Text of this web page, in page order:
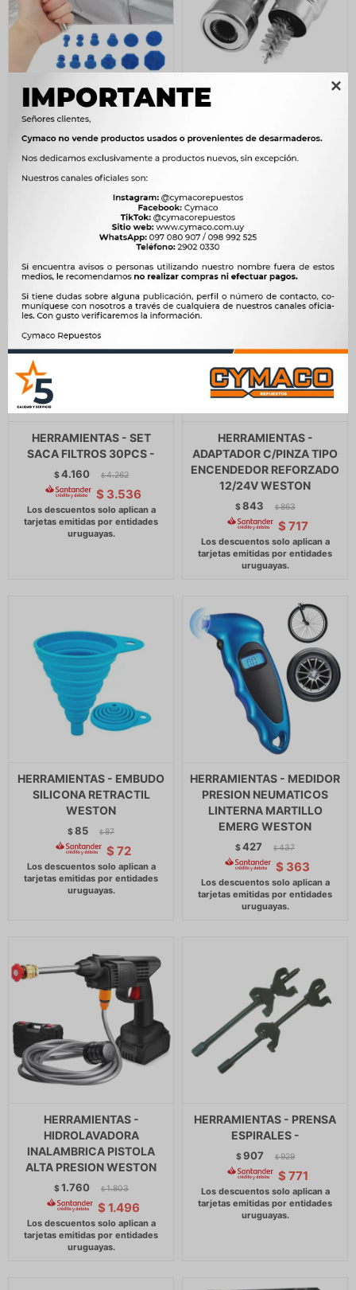

HERRAMIENTAS - KIT
ABOLLADURAS WESTON
736
$626
BATERIA WESTON
$ 128
HERRAMIENTAS - SET
SACA FILTROS 30PCS -
$4.160 $ 4.262
$ 3.536
HERRAMIENTAS -
ADAPTADOR C/PINZA TIPO
ENCENDEDOR REFORZADO
12/24V WESTON
$843 $ 863
$ 717
HERRAMIENTAS - EMBUDO
SILICONA RETRACTIL
WESTON
$85 $ 87
$ 72
HERRAMIENTAS - MEDIDOR
PRESION NEUMATICOS
LINTERNA MARTILLO
EMERG WESTON
$427 $ 437
$ 363
HERRAMIENTAS -
HIDROLAVADORA
INALAMBRICA PISTOLA
ALTA PRESION WESTON
$1.760 $ 1.803
$ 1.496
HERRAMIENTAS - PRENSA
ESPIRALES -
$907 $ 929
$ 771